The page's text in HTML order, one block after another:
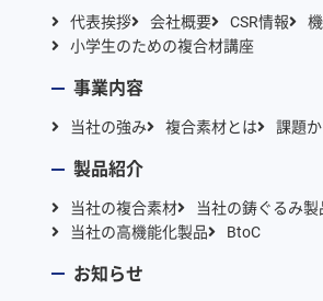
代表挨拶 会社概要 CSR情報
小学生のための複合材講座
事業内容
当社の強み 複合素材とは 課題
製品紹介
当社の複合素材 当社の鋳ぐるみ製
当社の高機能化製品
BtoC
お知らせ